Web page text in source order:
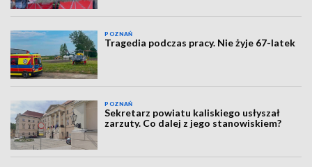
POZNAŃ
Tragedia podczas pracy. Nie żyje 67-latek
POZNAŃ
Sekretarz powiatu kaliskiego usłyszał
zarzuty. Co dalej z jego stanowiskiem?